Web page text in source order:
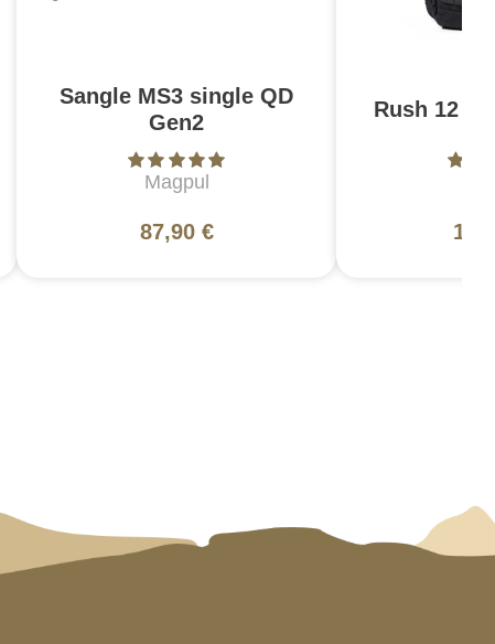
Sangle MS3 single QD
Gen2
Magpul
87,90 €
Rush 12